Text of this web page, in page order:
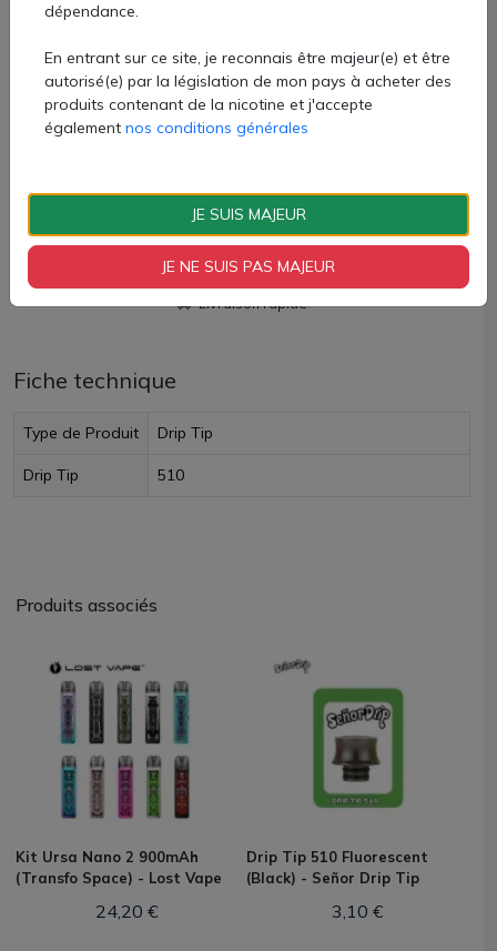
Drip tip Senor Drip 510 vendu à l'unité chez AZVape e-
cigarette.
3,40 €
Quantité
AJOUTER À MON PANIER
Paiement 100% sécurisé
Livraison rapide
Fiche technique
Type de Produit Drip Tip
Drip Tip 510
Produits associés
Kit Ursa Nano 2 900mAh
(Transfo Space) - Lost Vape
24,20 €
Drip Tip 510 Fluorescent
(Black) - Señor Drip Tip
3,10 €
dépendance.
En entrant sur ce site, je reconnais être majeur(e) et être
autorisé(e) par la législation de mon pays à acheter des
produits contenant de la nicotine et j'accepte
également nos conditions générales
JE SUIS MAJEUR
JE NE SUIS PAS MAJEUR